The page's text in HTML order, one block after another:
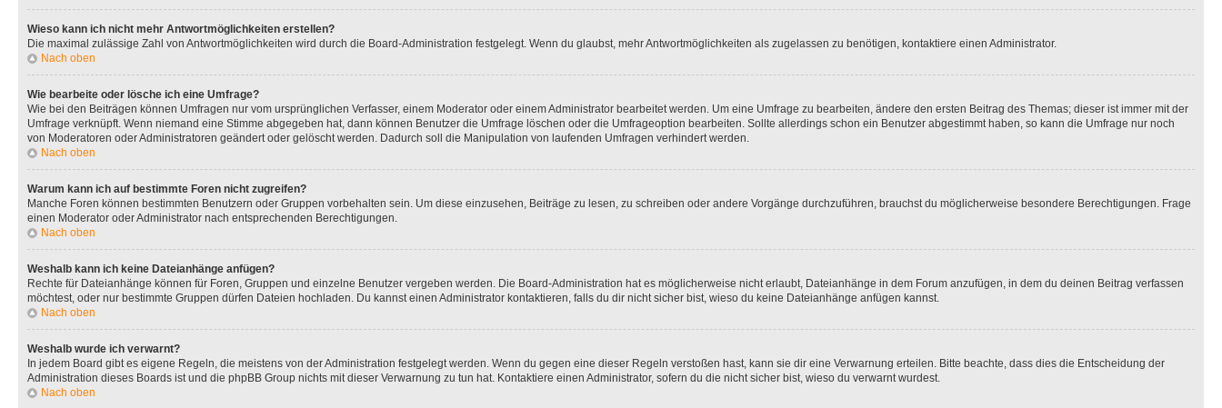
Wieso kann ich nicht mehr Antwortmöglichkeiten erstellen?
Die maximal zulässige Zahl von Antwortmöglichkeiten wird durch die Board-Administration festgelegt. Wenn du glaubst, mehr Antwortmöglichkeiten als zugelassen zu benötigen, kontaktiere einen Administrator.
Nach oben
Wie bearbeite oder lösche ich eine Umfrage?
Wie bei den Beiträgen können Umfragen nur vom ursprünglichen Verfasser, einem Moderator oder einem Administrator bearbeitet werden. Um eine Umfrage zu bearbeiten, ändere den ersten Beitrag des Themas; dieser ist immer mit der
Umfrage verknüpft. Wenn niemand eine Stimme abgegeben hat, dann können Benutzer die Umfrage löschen oder die Umfrageoption bearbeiten. Sollte allerdings schon ein Benutzer abgestimmt haben, so kann die Umfrage nur noch
von Moderatoren oder Administratoren geändert oder gelöscht werden. Dadurch soll die Manipulation von laufenden Umfragen verhindert werden.
Nach oben
Warum kann ich auf bestimmte Foren nicht zugreifen?
Manche Foren können bestimmten Benutzern oder Gruppen vorbehalten sein. Um diese einzusehen, Beiträge zu lesen, zu schreiben oder andere Vorgänge durchzuführen, brauchst du möglicherweise besondere Berechtigungen. Frage
einen Moderator oder Administrator nach entsprechenden Berechtigungen.
Nach oben
Weshalb kann ich keine Dateianhänge anfügen?
Rechte für Dateianhänge können für Foren, Gruppen und einzelne Benutzer vergeben werden. Die Board-Administration hat es möglicherweise nicht erlaubt, Dateianhänge in dem Forum anzufügen, in dem du deinen Beitrag verfassen
möchtest, oder nur bestimmte Gruppen dürfen Dateien hochladen. Du kannst einen Administrator kontaktieren, falls du dir nicht sicher bist, wieso du keine Dateianhänge anfügen kannst.
Nach oben
Weshalb wurde ich verwarnt?
In jedem Board gibt es eigene Regeln, die meistens von der Administration festgelegt werden. Wenn du gegen eine dieser Regeln verstoßen hast, kann sie dir eine Verwarnung erteilen. Bitte beachte, dass dies die Entscheidung der
Administration dieses Boards ist und die phpBB Group nichts mit dieser Verwarnung zu tun hat. Kontaktiere einen Administrator, sofern du die nicht sicher bist, wieso du verwarnt wurdest.
Nach oben